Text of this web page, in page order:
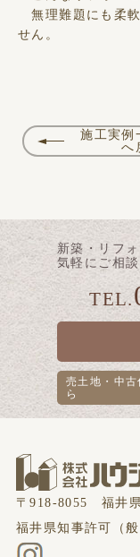
無理難題にも柔軟
せん。
施工実例
へ
新築・リフ
気軽にご相談
TEL.
売土地・中
ら
〒918-8055 福井
福井県知事許可（